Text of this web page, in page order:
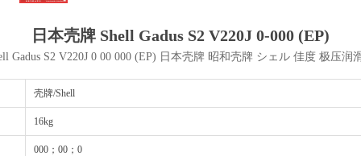
日本壳牌 Shell Gadus S2 V220J 0-000 (EP)
Gadus S2 V220J 0 00 000 (EP) 日本壳牌 昭和壳牌 シェル 佳度 极压润
壳牌/Shell
16kg
000；00；0